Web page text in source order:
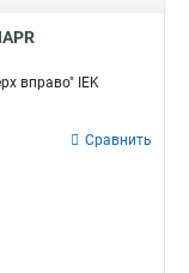
вправо" IEK
Сравнить